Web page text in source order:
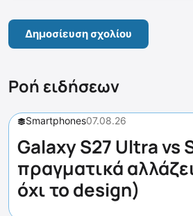
Ροή ειδήσεων
Smartphones07.08.26
Galaxy S27 Ultra vs
πραγματικά
όχι το design)